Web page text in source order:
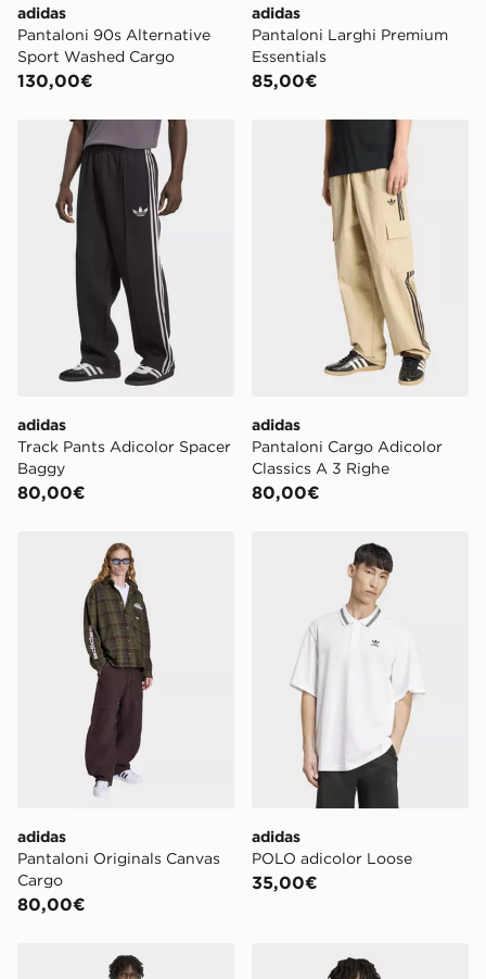
adidas
Pantaloni 90s Alternative
Sport Washed Cargo
130,00€
adidas
Pantaloni Larghi Premium
Essentials
85,00€
adidas Track Pants Adicolor Spacer Baggy
adidas
Track Pants Adicolor Spacer
Baggy
80,00€
adidas Pantaloni Cargo
adidas
Pantaloni Cargo Adicolor
Classics A 3 Righe
80,00€
adidas Pantaloni Originals Canvas Cargo
adidas
Pantaloni Originals Canvas
Cargo
80,00€
adidas POLO adicolor
adidas
POLO adicolor Loose
35,00€
adidas Track Pants Adicolor Spacer Baggy
adidas T-shirt Britcore A